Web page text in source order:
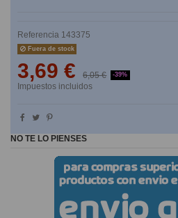
Referencia 143375
Fuera de stock
3,69 € 6,05 € -39%
Impuestos incluidos
NO TE LO PIENSES